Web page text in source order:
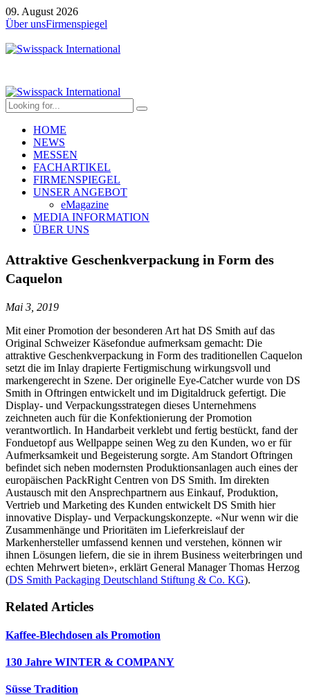
09. August 2026
Über unsFirmenspiegel
HOME
NEWS
MESSEN
FACHARTIKEL
FIRMENSPIEGEL
UNSER ANGEBOT
eMagazine
MEDIA INFORMATION
ÜBER UNS
Attraktive Geschenkverpackung in Form des
Caquelon
Mai 3, 2019
Mit einer Promotion der besonderen Art hat DS Smith auf das
Original Schweizer Käsefondue aufmerksam gemacht: Die
attraktive Geschenkverpackung in Form des traditionellen Caquelon
setzt die im Inlay drapierte Fertigmischung wirkungsvoll und
markengerecht in Szene. Der originelle Eye-Catcher wurde von DS
Smith in Oftringen entwickelt und im Digitaldruck gefertigt. Die
Display- und Verpackungsstrategen dieses Unternehmens
zeichneten auch für die Konfektionierung der Promotion
verantwortlich. In Handarbeit verklebt und fertig bestückt, fand der
Fonduetopf aus Wellpappe seinen Weg zu den Kunden, wo er für
Aufmerksamkeit und Begeisterung sorgte. Am Standort Oftringen
befindet sich neben modernsten Produktionsanlagen auch eines der
europäischen PackRight Centren von DS Smith. Im direkten
Austausch mit den Ansprechpartnern aus Einkauf, Produktion,
Vertrieb und Marketing des Kunden entwickelt DS Smith hier
innovative Display- und Verpackungskonzepte. «Nur wenn wir die
Zusammenhänge und Prioritäten im Lieferkreislauf der
Markenhersteller umfassend kennen und verstehen, können wir
ihnen Lösungen liefern, die sie in ihrem Business weiterbringen und
echten Mehrwert bieten», erklärt General Manager Thomas Herzog
(DS Smith Packaging Deutschland Stiftung & Co. KG).
Related Articles
Kaffee-Blechdosen als Promotion
130 Jahre WINTER & COMPANY
Süsse Tradition